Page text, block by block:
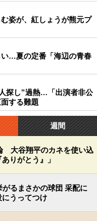
姿が、紅しょうが熊元プ
…夏の定番「海辺の青春
探し”過熱…「出演者非公
する難題
週間
大谷翔平のカネを使い込
りがとう』」
るまさかの球団 采配に
うってつけ